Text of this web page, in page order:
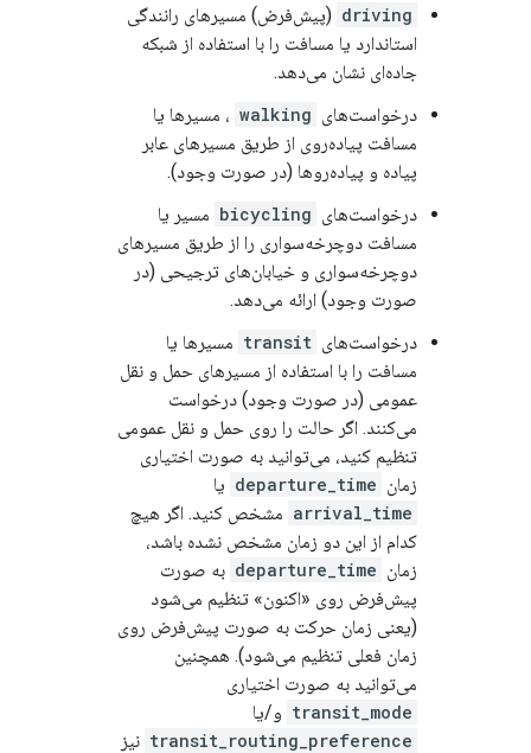
driving (پیش‌فرض) مسیرهای رانندگی
استاندارد یا مسافت را با استفاده از شبکه
جاده‌ای نشان می‌دهد.
درخواست‌های walking ، مسیرها یا
مسافت پیاده‌روی از طریق مسیرهای عابر
پیاده و پیاده‌روها (در صورت وجود).
درخواست‌های bicycling مسیر یا
مسافت دوچرخه‌سواری را از طریق مسیرهای
دوچرخه‌سواری و خیابان‌های ترجیحی (در
صورت وجود) ارائه می‌دهد.
درخواست‌های transit مسیرها یا
مسافت را با استفاده از مسیرهای حمل و نقل
عمومی (در صورت وجود) درخواست
می‌کنند. اگر حالت را روی حمل و نقل عمومی
تنظیم کنید، می‌توانید به صورت اختیاری
زمان departure_time یا
arrival_time مشخص کنید. اگر هیچ
کدام از این دو زمان مشخص نشده باشد،
زمان departure_time به صورت
پیش‌فرض روی «اکنون» تنظیم می‌شود
(یعنی زمان حرکت به صورت پیش‌فرض روی
زمان فعلی تنظیم می‌شود). همچنین
می‌توانید به صورت اختیاری
transit_mode و/یا
transit_routing_preference نیز